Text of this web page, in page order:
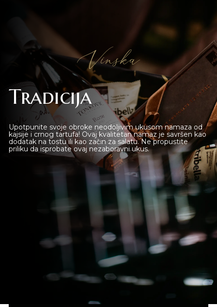
Online shop
Beograd
Gift Shop
O nama
Deli Market
Lounge Bar
Kontakt
Vinska
Tradicija
Upotpunite svoje obroke neodoljivim ukusom namaza od
kajsije i crnog tartufa! Ovaj kvalitetan namaz je savršen kao
dodatak na tostu ili kao začin za salatu. Ne propustite
priliku da isprobate ovaj nezaboravni ukus.